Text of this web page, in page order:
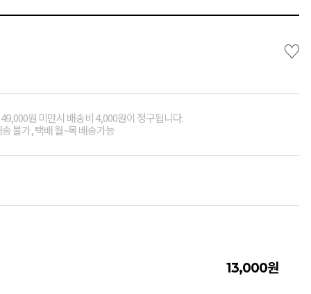
♡
원 미만시 배송비 4,000원이 청구됩니다.
불가, 택배 월~목 배송가능
13,000원